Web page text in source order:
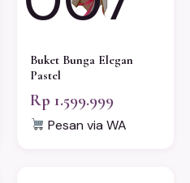
Buket Bunga Elegan
Pastel
Rp 1.599.999
Pesan via WA